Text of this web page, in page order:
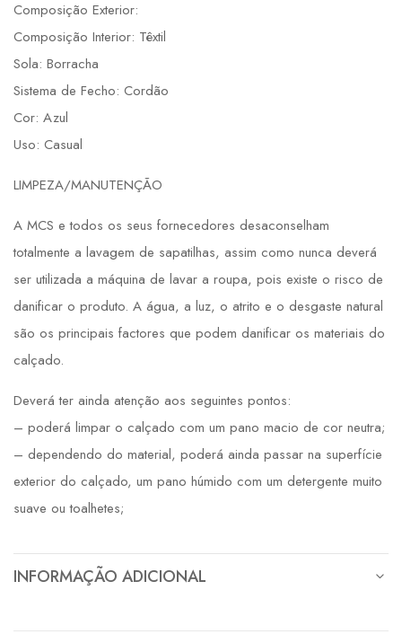
Composição Exterior:
Composição Interior: Têxtil
Sola: Borracha
Sistema de Fecho: Cordão
Cor: Azul
Uso: Casual
LIMPEZA/MANUTENÇÃO
A MCS e todos os seus fornecedores desaconselham
totalmente a lavagem de sapatilhas, assim como nunca deverá
ser utilizada a máquina de lavar a roupa, pois existe o risco de
danificar o produto. A água, a luz, o atrito e o desgaste natural
são os principais factores que podem danificar os materiais do
calçado.
Deverá ter ainda atenção aos seguintes pontos:
– poderá limpar o calçado com um pano macio de cor neutra;
– dependendo do material, poderá ainda passar na superfície
exterior do calçado, um pano húmido com um detergente muito
suave ou toalhetes;
INFORMAÇÃO ADICIONAL